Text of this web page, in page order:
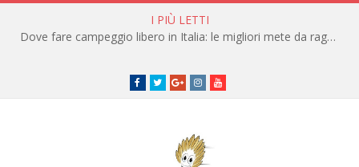
I PIÙ LETTI
Dove fare campeggio libero in Italia: le migliori mete da raggiungere in traghetto
Facebook
TwitterGoogle+instagramyoutube